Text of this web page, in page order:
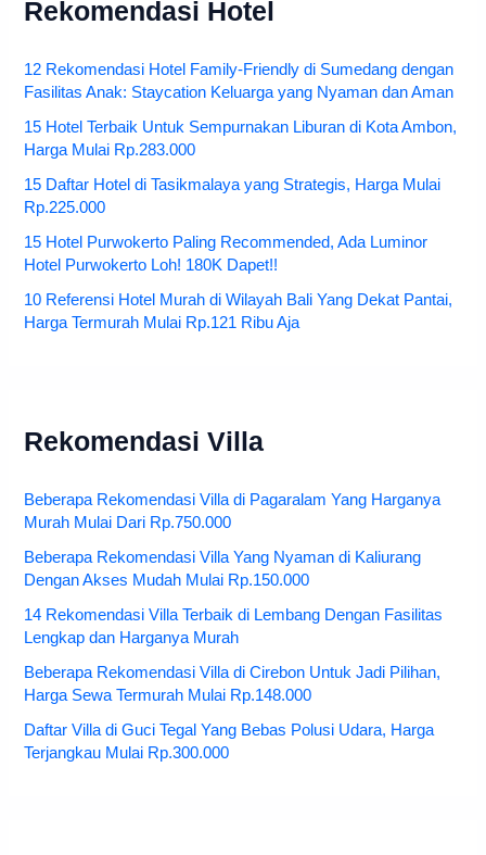
Rekomendasi Hotel
12 Rekomendasi Hotel Family-Friendly di Sumedang dengan
Fasilitas Anak: Staycation Keluarga yang Nyaman dan Aman
15 Hotel Terbaik Untuk Sempurnakan Liburan di Kota Ambon,
Harga Mulai Rp.283.000
15 Daftar Hotel di Tasikmalaya yang Strategis, Harga Mulai
Rp.225.000
15 Hotel Purwokerto Paling Recommended, Ada Luminor
Hotel Purwokerto Loh! 180K Dapet!!
10 Referensi Hotel Murah di Wilayah Bali Yang Dekat Pantai,
Harga Termurah Mulai Rp.121 Ribu Aja
Rekomendasi Villa
Beberapa Rekomendasi Villa di Pagaralam Yang Harganya
Murah Mulai Dari Rp.750.000
Beberapa Rekomendasi Villa Yang Nyaman di Kaliurang
Dengan Akses Mudah Mulai Rp.150.000
14 Rekomendasi Villa Terbaik di Lembang Dengan Fasilitas
Lengkap dan Harganya Murah
Beberapa Rekomendasi Villa di Cirebon Untuk Jadi Pilihan,
Harga Sewa Termurah Mulai Rp.148.000
Daftar Villa di Guci Tegal Yang Bebas Polusi Udara, Harga
Terjangkau Mulai Rp.300.000